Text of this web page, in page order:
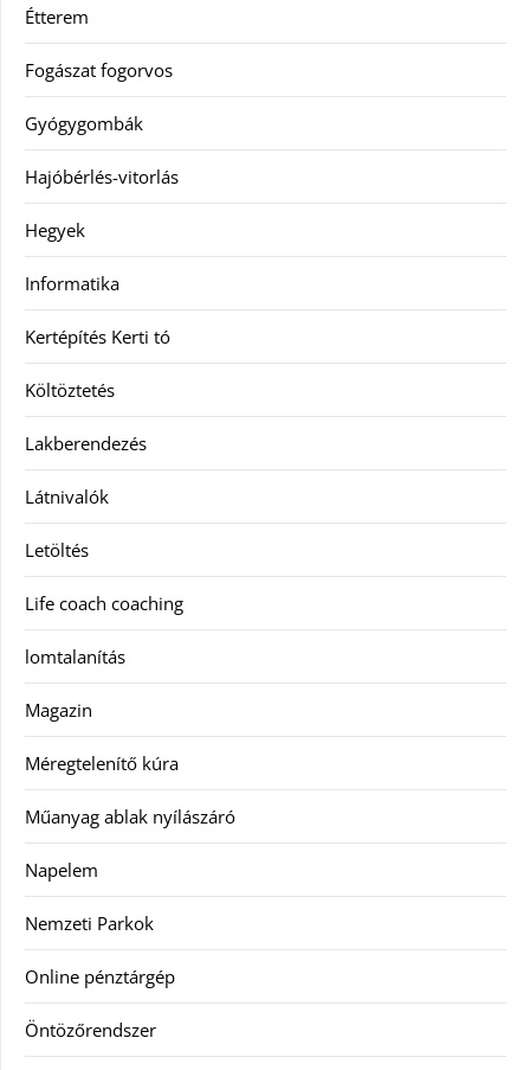
Étterem
Fogászat fogorvos
Gyógygombák
Hajóbérlés-vitorlás
Hegyek
Informatika
Kertépítés Kerti tó
Költöztetés
Lakberendezés
Látnivalók
Letöltés
Life coach coaching
lomtalanítás
Magazin
Méregtelenítő kúra
Műanyag ablak nyílászáró
Napelem
Nemzeti Parkok
Online pénztárgép
Öntözőrendszer